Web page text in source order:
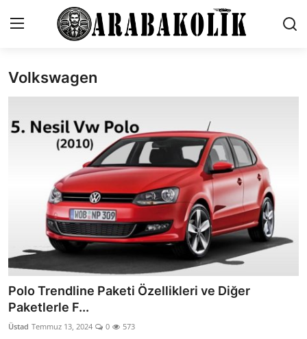
İletişim
Genel
Karşılaştırmalar
Markalar
Öneriler
Motosiklet
Paketler
Yağlar
Volkswagen
Polo Trendline Paketi Özellikleri ve Diğer
Paketlerle F...
Üstad Temmuz 13, 2024 0 573